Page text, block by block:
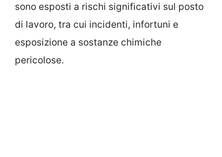
sono esposti a rischi significativi sul posto
di lavoro, tra cui incidenti, infortuni e
esposizione a sostanze chimiche
pericolose.